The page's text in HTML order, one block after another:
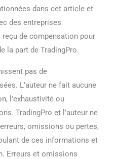
dans cet article et
des entreprises
reçu de compensation pour
la part de TradingPro.
pas de
L’auteur ne fait aucune
l’exhaustivité ou
TradingPro et l’auteur ne
omissions ou pertes,
de ces informations et
Erreurs et omissions